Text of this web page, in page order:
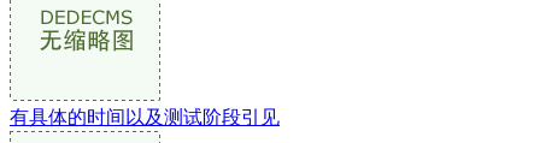
有具体的时间以及测试阶段引见